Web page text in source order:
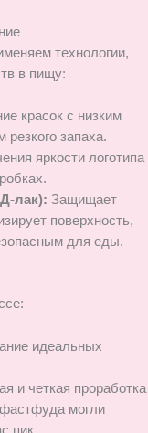
технологии,
в пищу:
красок с низким
резкого запаха.
яркости логотипа
лак): Защищает
поверхность,
для еды.
идеальных
и четкая проработка
могли
пик.